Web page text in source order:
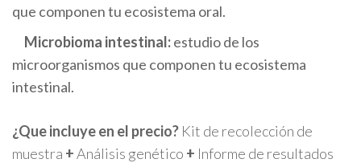
que componen tu ecosistema oral.
Microbioma intestinal:estudio de los
microorganismos que componen tu ecosistema
intestinal.
¿Que incluye en el precio? Kit de recolección de
muestra +Análisis genético + Informe de resultados